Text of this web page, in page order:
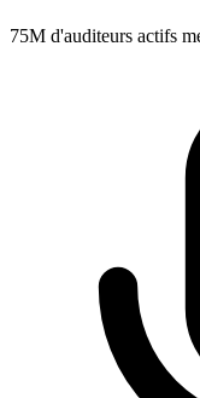
75M d'auditeurs actifs